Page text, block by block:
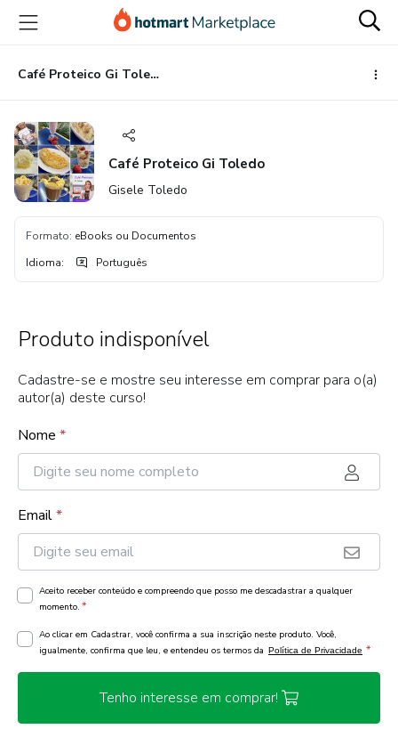
para
conteúdo
principal
para
pagamento
para
rodapé
Café Proteico Gi Toledo
Café Proteico Gi Toledo
Gisele Toledo
Formato: eBooks ou Documentos
Idioma: Português
Produto indisponível
Cadastre-se e mostre seu interesse em comprar para o(a)
autor(a) deste curso!
Nome *
Email*
Aceito receber conteúdo e compreendo que posso me descadastrar a qualquer
momento. *
Ao clicar em Cadastrar, você confirma a sua inscrição neste produto. Você,
igualmente, confirma que leu, e entendeu os termos da Política de Privacidade *
Tenho interesse em comprar!